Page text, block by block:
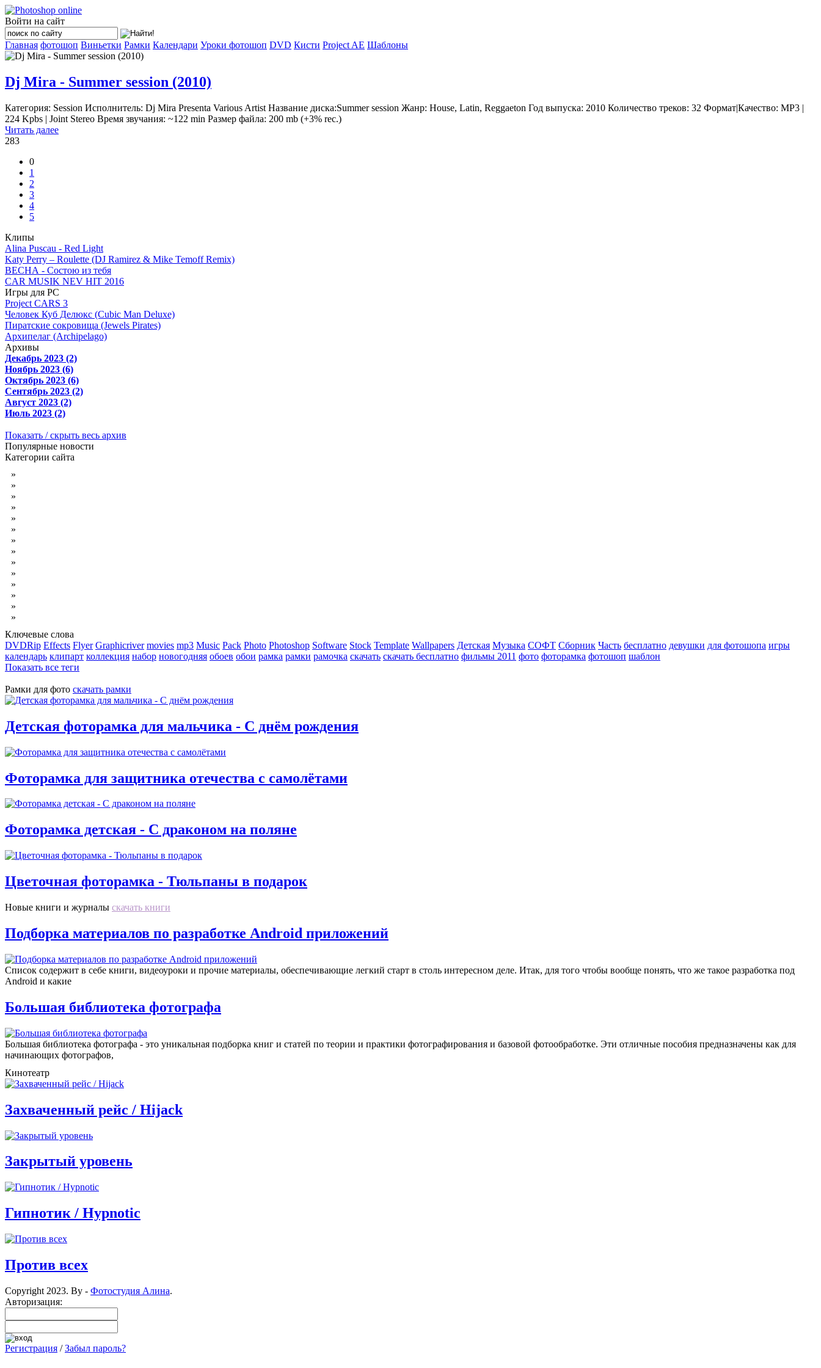
Войти на сайт
Главная фотошоп Виньетки Рамки Календари Уроки фотошоп DVD Кисти Project AE Шаблоны
Dj Mira - Summer session (2010)
Категория: Session Исполнитель: Dj Mira Presenta Various Artist Название диска:Summer session Жанр: House, Latin, Reggaeton Год выпуска: 2010 Количество треков: 32 Формат|Качество: MP3 |
224 Kpbs | Joint Stereo Время звучания: ~122 min Размер файла: 200 mb (+3% rec.)
Читать далее
283
0
1
2
3
4
5
Клипы
Alina Puscau - Red Light
Katy Perry – Roulette (DJ Ramirez & Mike Temoff Remix)
ВЕСНА - Состою из тебя
CAR MUSIK NEV HIT 2016
Игры для PC
Project CARS 3
Человек Куб Делюкс (Cubic Man Deluxe)
Пиратские сокровища (Jewels Pirates)
Архипелаг (Archipelago)
Архивы
Декабрь 2023 (2)
Ноябрь 2023 (6)
Октябрь 2023 (6)
Сентябрь 2023 (2)
Август 2023 (2)
Июль 2023 (2)
Показать / скрыть весь архив
Популярные новости
Категории сайта
»
»
»
»
»
»
»
»
»
»
»
»
»
»
Ключевые слова
DVDRip Effects Flyer Graphicriver movies mp3 Music Pack Photo Photoshop Software Stock Template Wallpapers Детская Музыка СОФТ Сборник Часть бесплатно девушки для фотошопа игры
календарь клипарт коллекция набор новогодняя обоев обои рамка рамки рамочка скачать скачать бесплатно фильмы 2011 фото фоторамка фотошоп шаблон
Показать все теги
Рамки для фото скачать рамки
Детская фоторамка для мальчика - С днём рождения
Фоторамка для защитника отечества с самолётами
Фоторамка детская - С драконом на поляне
Цветочная фоторамка - Тюльпаны в подарок
Новые книги и журналы скачать книги
Подборка материалов по разработке Android приложений
Список содержит в себе книги, видеоуроки и прочие материалы, обеспечивающие легкий старт в столь интересном деле. Итак, для того чтобы вообще понять, что же такое разработка под
Android и какие
Большая библиотека фотографа
Большая библиотека фотографа - это уникальная подборка книг и статей по теории и практики фотографирования и базовой фотообработке. Эти отличные пособия предназначены как для
начинающих фотографов,
Кинотеатр
Захваченный рейс / Hijack
Закрытый уровень
Гипнотик / Hypnotic
Против всех
Copyright 2023. By - Фотостудия Алина.
Авторизация:
Регистрация /Забыл пароль?